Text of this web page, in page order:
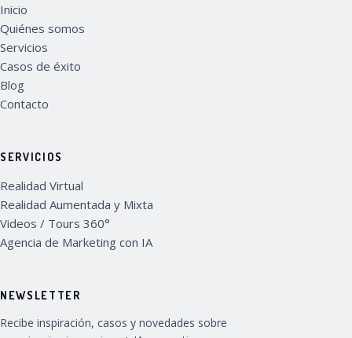
Inicio
Quiénes somos
Servicios
Casos de éxito
Blog
Contacto
SERVICIOS
Realidad Virtual
Realidad Aumentada y Mixta
Videos / Tours 360°
Agencia de Marketing con IA
NEWSLETTER
Recibe inspiración, casos y novedades sobre